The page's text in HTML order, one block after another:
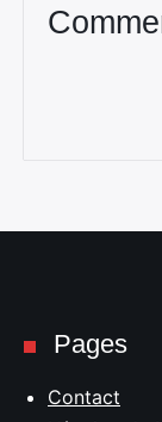
Pages
Contact